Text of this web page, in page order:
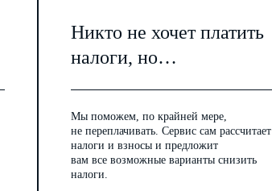
Никто не хочет платить
налоги, но…
Мы поможем, по крайней мере,
не переплачивать. Сервис сам рассчитает
налоги и взносы и предложит
вам все возможные варианты снизить
налоги.